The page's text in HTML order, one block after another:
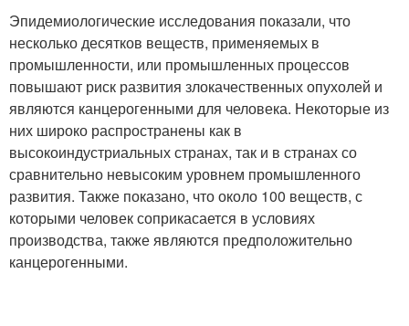
Эпидемиологические исследования показали, что
несколько десятков веществ, применяемых в
промышленности, или промышленных процессов
повышают риск развития злокачественных опухолей и
являются канцерогенными для человека. Некоторые из
них широко распространены как в
высокоиндустриальных странах, так и в странах со
сравнительно невысоким уровнем промышленного
развития. Также показано, что около 100 веществ, с
которыми человек соприкасается в условиях
производства, также являются предположительно
канцерогенными.